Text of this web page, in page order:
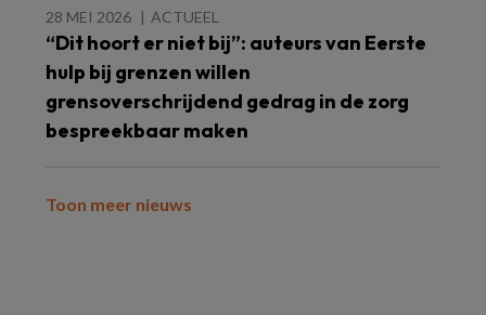
28 MEI 2026 ACTUEEL
“Dit hoort er niet bij”: auteurs van Eerste
hulp bij grenzen willen
grensoverschrijdend gedrag in de zorg
bespreekbaar maken
Toon meer nieuws